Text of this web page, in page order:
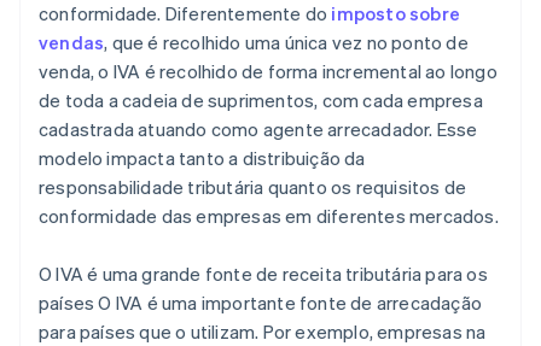
conformidade. Diferentemente do imposto sobre
vendas, que é recolhido uma única vez no ponto de
venda, o IVA é recolhido de forma incremental ao longo
de toda a cadeia de suprimentos, com cada empresa
cadastrada atuando como agente arrecadador. Esse
modelo impacta tanto a distribuição da
responsabilidade tributária quanto os requisitos de
conformidade das empresas em diferentes mercados.
O IVA é uma grande fonte de receita tributária para os
países O IVA é uma importante fonte de arrecadação
para países que o utilizam. Por exemplo, empresas na